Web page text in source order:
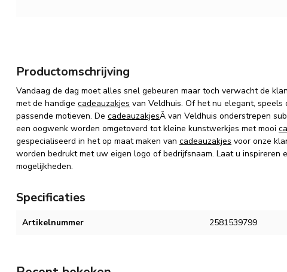
Productomschrijving
Vandaag de dag moet alles snel gebeuren maar toch verwacht de
met de handige cadeauzakjes van Veldhuis. Of het nu elegant,
passende motieven. De cadeauzakjesÂ van Veldhuis onderstrepen
een oogwenk worden omgetoverd tot kleine kunstwerkjes met mooi
gespecialiseerd in het op maat maken van cadeauzakjes voor onze
worden bedrukt met uw eigen logo of bedrijfsnaam. Laat u inspireren
mogelijkheden.
Specificaties
Artikelnummer 2581539799